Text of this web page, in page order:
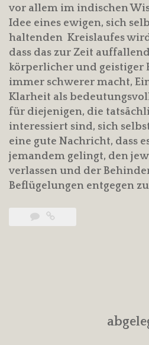
vor allem im indischen
Idee eines ewigen, sich
haltenden Kreislaufes
dass das zur Zeit
körperlicher und geistiger
immer schwerer macht,
Klarheit als
für diejenigen, die
interessiert sind, sich
eine gute Nachricht, dass
jemandem gelingt, den
verlassen und der
Beflügelungen entgegen